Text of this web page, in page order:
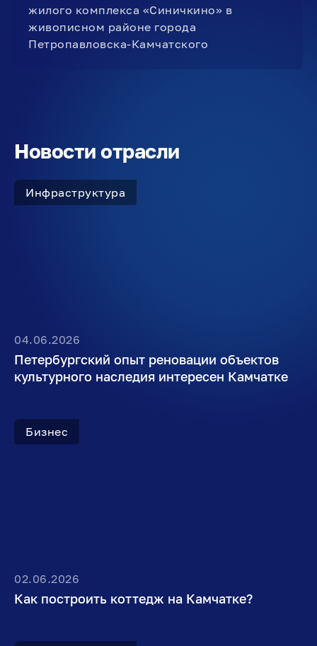
жилого комплекса «Синичкино» в
живописном районе города
Петропавловска-Камчатского
Новости отрасли
Инфраструктура
04.06.2026
Петербургский опыт реновации объектов
культурного наследия интересен Камчатке
Бизнес
02.06.2026
Как построить коттедж на Камчатке?